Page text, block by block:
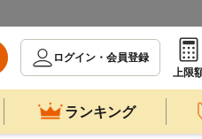
ログイン・会員登録
上限
ランキング